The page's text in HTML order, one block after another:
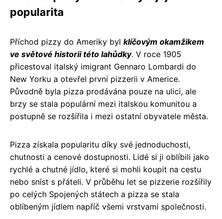
popularita
Příchod pizzy do Ameriky byl klíčovým okamžikem
ve světové historii této lahůdky. V roce 1905
přicestoval italský imigrant Gennaro Lombardi do
New Yorku a otevřel první pizzerii v Americe.
Původně byla pizza prodávána pouze na ulici, ale
brzy se stala populární mezi italskou komunitou a
postupně se rozšířila i mezi ostatní obyvatele města.
Pizza získala popularitu díky své jednoduchosti,
chutnosti a cenové dostupnosti. Lidé si ji oblíbili jako
rychlé a chutné jídlo, které si mohli koupit na cestu
nebo sníst s přáteli. V průběhu let se pizzerie rozšířily
po celých Spojených státech a pizza se stala
oblíbeným jídlem napříč všemi vrstvami společnosti.